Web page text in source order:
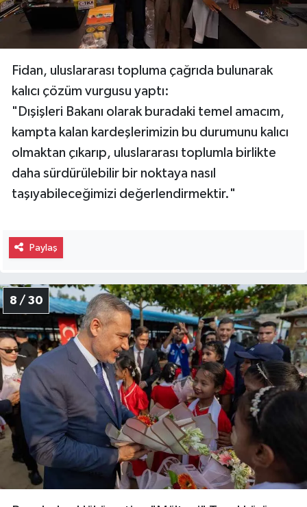
Fidan, uluslararası topluma çağrıda bulunarak
kalıcı çözüm vurgusu yaptı:
"Dışişleri Bakanı olarak buradaki temel amacım,
kampta kalan kardeşlerimizin bu durumunu kalıcı
olmaktan çıkarıp, uluslararası toplumla birlikte
daha sürdürülebilir bir noktaya nasıl
taşıyabileceğimizi değerlendirmektir."
Paylaş
8 / 30